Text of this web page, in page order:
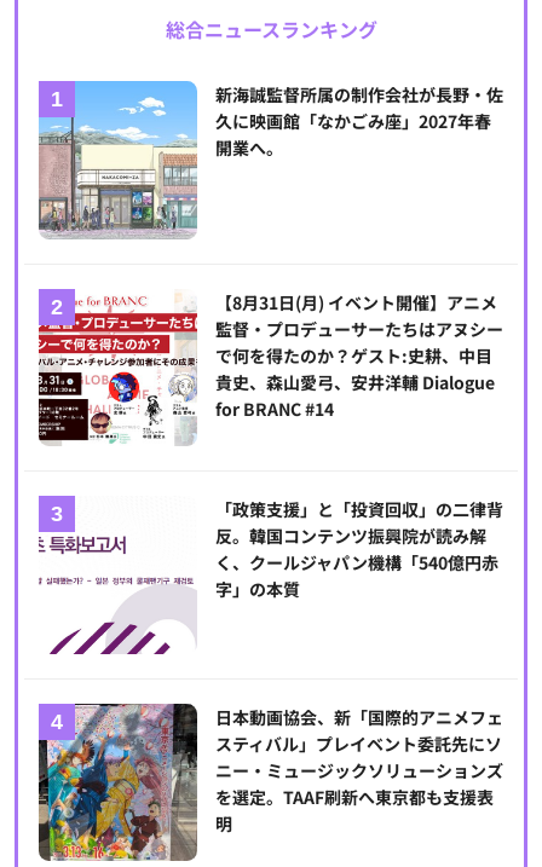
総合ニュースランキング
新海誠監督所属の制作会社が長野・佐
久に映画館「なかごみ座」2027年春
開業へ。
【8月31日(月) イベント開催】アニメ
監督・プロデューサーたちはアヌシー
で何を得たのか？ゲスト:史耕、中目
貴史、森山愛弓、安井洋輔 Dialogue
for BRANC #14
「政策支援」と「投資回収」の二律背
反。韓国コンテンツ振興院が読み解
く、クールジャパン機構「540億円赤
字」の本質
日本動画協会、新「国際的アニメフェ
スティバル」プレイベント委託先にソ
ニー・ミュージックソリューションズ
を選定。TAAF刷新へ東京都も支援表
明